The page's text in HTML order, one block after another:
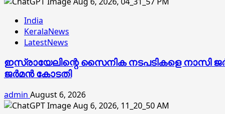
India
KeralaNews
LatestNews
ഇസ്രായേലിന്റെ സൈനിക നടപടികളെ നാസി
ജര്‍മന്‍ കോടതി
admin August 6, 2026